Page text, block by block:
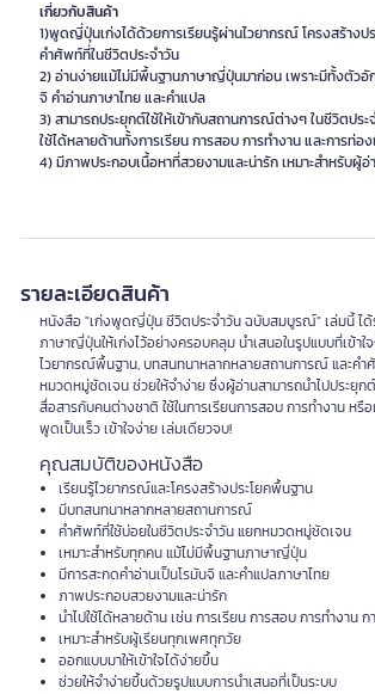
เกี่ยวกับสินค้า
1)พูดญี่ปุ่นเก่งได้ด้วยการเรียนรู้ผ่านไวยากรณ์ โครงสร้างป
คำศัพท์ที่ในชีวิตประจำวัน
2) อ่านง่ายแม้ไม่มีพื้นฐานภาษาญี่ปุ่นมาก่อน เพราะมีทั้งตัว
จิ คำอ่านภาษาไทย และคำแปล
3) สามารถประยุกต์ใช้ให้เข้ากับสถานการณ์ต่างๆ ในชีวิตประ
ใช้ได้หลายด้านทั้งการเรียน การสอบ การทำงาน และการท่อ
4) มีภาพประกอบเนื้อหาที่สวยงามและน่ารัก เหมาะสำหรับผู้
รายละเอียดสินค้า
หนังสือ "เก่งพูดญี่ปุ่น ชีวิตประจำวัน ฉบับสมบูรณ์" เล่มนี้ ได้
ภาษาญี่ปุ่นให้เก่งไว้อย่างครอบคลุม นำเสนอในรูปแบบที่เข้า
ไวยากรณ์พื้นฐาน, บทสนทนาหลากหลายสถานการณ์ และคำ
หมวดหมู่ชัดเจน ช่วยให้จำง่าย ซึ่งผู้อ่านสามารถนำไปประยุก
สื่อสารกับคนต่างชาติ ใช้ในการเรียนการสอบ การทำงาน หรื
พูดเป็นเร็ว เข้าใจง่าย เล่มเดียวจบ!
คุณสมบัติของหนังสือ
เรียนรู้ไวยากรณ์และโครงสร้างประโยคพื้นฐาน
มีบทสนทนาหลากหลายสถานการณ์
คำศัพท์ที่ใช้บ่อยในชีวิตประจำวัน แยกหมวดหมู่ชัดเจน
เหมาะสำหรับทุกคน แม้ไม่มีพื้นฐานภาษาญี่ปุ่น
มีการสะกดคำอ่านเป็นโรมันจิ และคำแปลภาษาไทย
ภาพประกอบสวยงามและน่ารัก
นำไปใช้ได้หลายด้าน เช่น การเรียน การสอบ การทำงาน
เหมาะสำหรับผู้เรียนทุกเพศทุกวัย
ออกแบบมาให้เข้าใจได้ง่ายขึ้น
ช่วยให้จำง่ายขึ้นด้วยรูปแบบการนำเสนอที่เป็นระบบ